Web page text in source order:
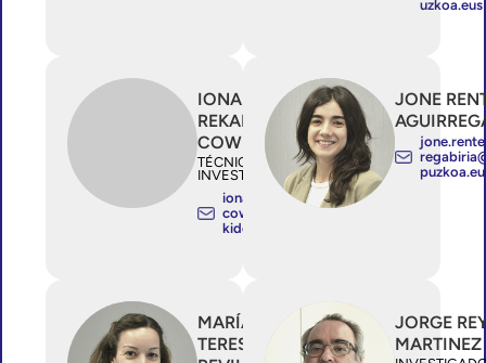
uzkoa.eus
IONA
REKARTE
COWIE
TÉCNICO/A
INVESTIGACIÓN
iona.rekarte
cowie@osa
kidetza.eus
JONE
MARÍA
TERESA
JORGE
MARTINEZ